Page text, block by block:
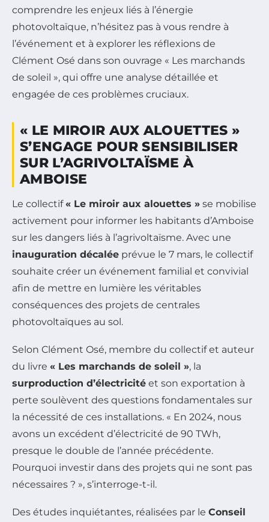
comprendre les enjeux liés à l’énergie
photovoltaïque, n’hésitez pas à vous rendre à
l’événement et à explorer les réflexions de
Clément Osé dans son ouvrage « Les marchands
de soleil », qui offre une analyse détaillée et
engagée de ces problèmes cruciaux.
« LE MIROIR AUX ALOUETTES »
S’ENGAGE POUR SENSIBILISER
SUR L’AGRIVOLTAÏSME À
AMBOISE
Le collectif« Le miroir aux alouettes » se mobilise
activement pour informer les habitants d’Amboise
sur les dangers liés à l’agrivoltaïsme. Avec une
inauguration décalée prévue le 7 mars, le collectif
souhaite créer un événement familial et convivial
afin de mettre en lumière les véritables
conséquences des projets de centrales
photovoltaïques au sol.
Selon Clément Osé, membre du collectif et auteur
du livre « Les marchands de soleil », la
surproduction d’électricité et son exportation à
perte soulèvent des questions fondamentales sur
la nécessité de ces installations. « En 2024, nous
avons un excédent d’électricité de 90 TWh,
presque le double de l’année précédente.
Pourquoi investir dans des projets qui ne sont pas
nécessaires ? », s’interroge-t-il.
Des études inquiétantes, réalisées par le Conseil